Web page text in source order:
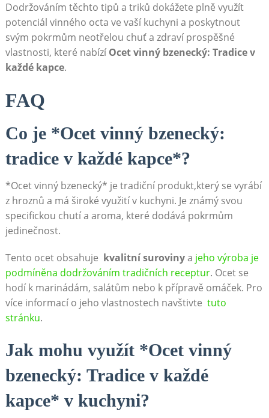
Dodržováním těchto tipů‍ a triků ⁢dokážete plně využít
potenciál ⁣vinného octa ve‍ vaší kuchyni ‍a poskytnout
svým⁣ pokrmům neotřelou chuť ⁤a zdraví ⁤prospěšné
vlastnosti,⁤ které nabízí‌Ocet vinný bzenecký: Tradice v
každé⁢ kapce.
FAQ
Co ‌je ‌*Ocet‌ vinný‍ bzenecký:
tradice ⁤v⁣ každé kapce*?
*Ocet vinný ⁤bzenecký* je tradiční produkt,který se vyrábí
‌z hroznů a má široké využití v kuchyni. Je ‍známý svou
specifickou chutí a ⁣aroma, které dodává⁤ pokrmům ​
jedinečnost.
Tento ocet obsahuje ⁤ kvalitní ​surovinya jeho ‍výroba je
podmíněna dodržováním tradičních ‌receptur.‌ Ocet se
hodí k marinádám, ​salátům nebo k přípravě ‌omáček. Pro
více⁣ informací o jeho ​vlastnostech navštivte ⁢ tuto
stránku.
Jak mohu využít *Ocet vinný
bzenecký: ‌Tradice v každé
kapce* v kuchyni?